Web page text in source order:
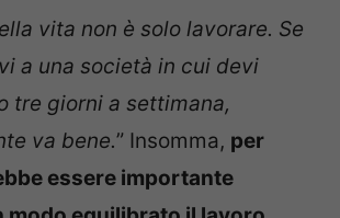
vita non è solo lavorare. Se
a una società in cui devi
tre giorni a settimana,
va bene.” Insomma, per
essere importante